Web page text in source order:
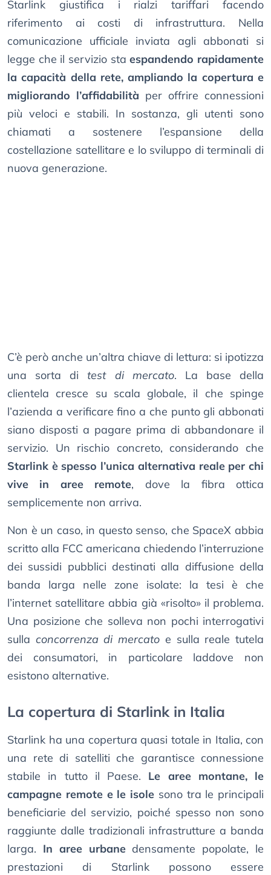
Starlink giustifica i rialzi tariffari facendo
riferimento ai costi di infrastruttura. Nella
comunicazione ufficiale inviata agli abbonati si
legge che il servizio staespandendo rapidamente
la capacità della rete, ampliando la copertura e
migliorando l’affidabilità per offrire connessioni
più veloci e stabili. In sostanza, gli utenti sono
chiamati a sostenere l’espansione della
costellazione satellitare e lo sviluppo di terminali di
nuova generazione.
C’è però anche un’altra chiave di lettura: si ipotizza
una sorta ditest di mercato. La base della
clientela cresce su scala globale, il che spinge
l’azienda a verificare fino a che punto gli abbonati
siano disposti a pagare prima di abbandonare il
servizio. Un rischio concreto, considerando che
Starlink è spesso l’unica alternativa reale per chi
vive in aree remote, dove la fibra ottica
semplicemente non arriva.
Non è un caso, in questo senso, che SpaceX abbia
scritto alla FCC americana chiedendo l’interruzione
dei sussidi pubblici destinati alla diffusione della
banda larga nelle zone isolate: la tesi è che
l’internet satellitare abbia già «risolto» il problema.
Una posizione che solleva non pochi interrogativi
sulla concorrenza di mercato e sulla reale tutela
dei consumatori, in particolare laddove non
esistono alternative.
La copertura di Starlink in Italia
Starlink ha una copertura quasi totale in Italia, con
una rete di satelliti che garantisce connessione
stabile in tutto il Paese. Le aree montane, le
campagne remote e le isole sono tra le principali
beneficiarie del servizio, poiché spesso non sono
raggiunte dalle tradizionali infrastrutture a banda
larga. In aree urbanedensamente popolate, le
prestazioni di Starlink possono essere